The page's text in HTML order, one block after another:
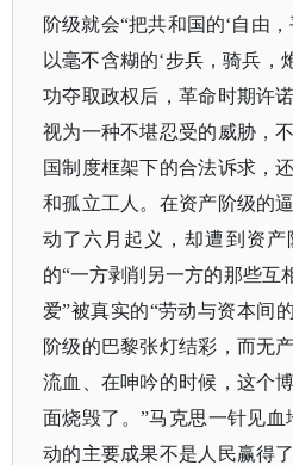
阶级就会“把共和国的‘自由
以毫不含糊的‘步兵，骑兵，
功夺取政权后，革命时期许
视为一种不堪忍受的威胁，
国制度框架下的合法诉求，
和孤立工人。在资产阶级的
动了六月起义，却遭到资
的“一方剥削另一方的那些互
爱”被真实的“劳动与资本间
阶级的巴黎张灯结彩，而无
流血、在呻吟的时候，这个
面烧毁了。”马克思一针见血
动的主要成果不是人民赢得